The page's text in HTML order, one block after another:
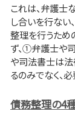
これは、弁護士
し合いを行ない
整理を行うため
ず、①弁護士や
や司法書士は
るのみでなく、必
債務整理の4